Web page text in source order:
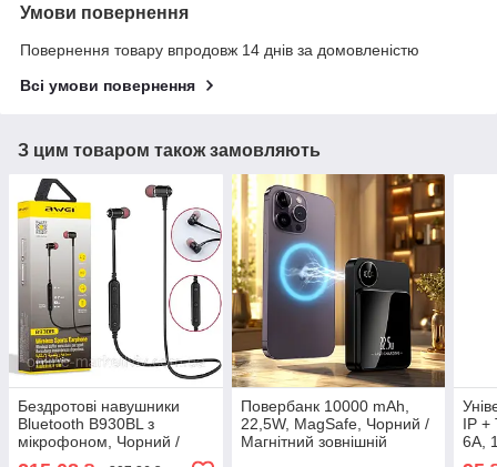
Умови повернення
Повернення товару впродовж 14 днів за домовленістю
Всі умови повернення
З цим товаром також замовляють
Бездротові навушники
Bluetooth B930BL з
мікрофоном, Чорний /
Повербанк 10000 mAh,
22,5W, MagSafe, Чорний /
Магнітний зовнішній
IP +
6А,